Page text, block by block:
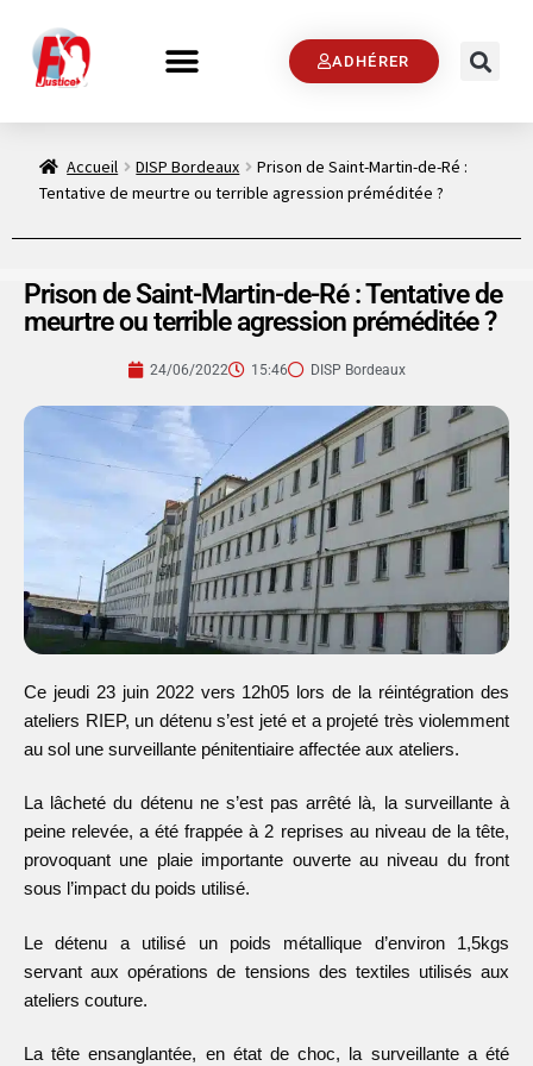
ADHÉRER
Accueil DISP Bordeaux
Prison de Saint-Martin-de-Ré :
Tentative de meurtre ou terrible agression préméditée ?
Prison de Saint-Martin-de-Ré : Tentative de
meurtre ou terrible agression préméditée ?
24/06/2022 15:46 DISP Bordeaux
Ce jeudi 23 juin 2022 vers 12h05 lors de la réintégration des
ateliers RIEP, un détenu s’est jeté et a projeté très violemment
au sol une surveillante pénitentiaire affectée aux ateliers.
La lâcheté du détenu ne s’est pas arrêté là, la surveillante à
peine relevée, a été frappée à 2 reprises au niveau de la tête,
provoquant une plaie importante ouverte au niveau du front
sous l’impact du poids utilisé.
Le détenu a utilisé un poids métallique d’environ 1,5kgs
servant aux opérations de tensions des textiles utilisés aux
ateliers couture.
La tête ensanglantée, en état de choc, la surveillante a été